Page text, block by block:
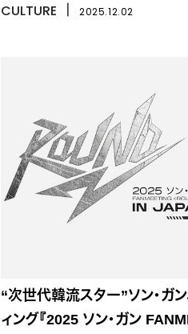
CULTURE 2025.12.02
“次世代韓流スター”ソン・ガ
ィング『2025 ソン・ガン